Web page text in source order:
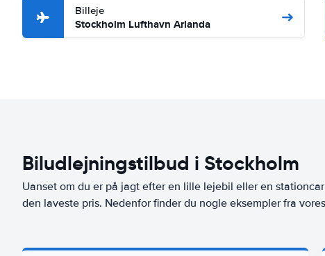
Billeje
Stockholm Lufthavn Arlanda
Biludlejningstilbud i Stockholm
Uanset om du er på jagt efter en lille lejebil eller en
den laveste pris. Nedenfor finder du nogle eksempler fra